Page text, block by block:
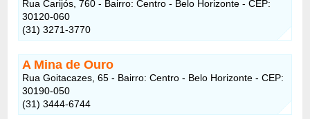
Rua Carijós, 760 - Bairro: Centro - Belo Horizonte - CEP:
30120-060
(31) 3271-3770
A Mina de Ouro
Rua Goitacazes, 65 - Bairro: Centro - Belo Horizonte - CEP:
30190-050
(31) 3444-6744